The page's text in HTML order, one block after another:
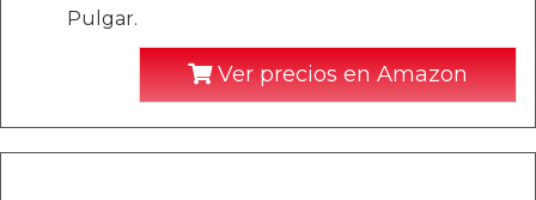
Pulgar.
Ver precios en Amazon